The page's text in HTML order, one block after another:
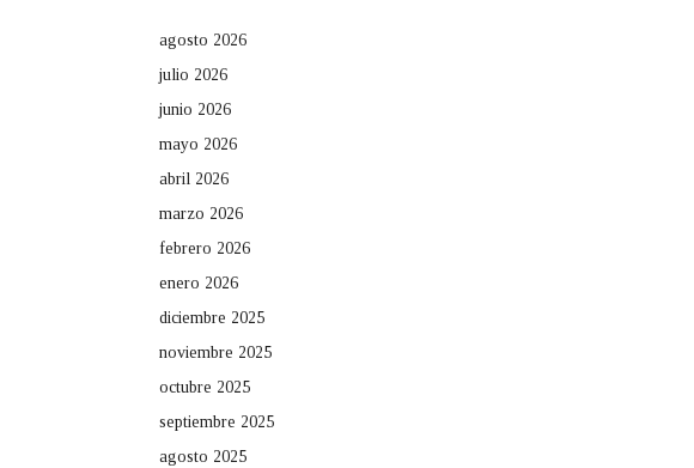
agosto 2026
julio 2026
junio 2026
mayo 2026
abril 2026
marzo 2026
febrero 2026
enero 2026
diciembre 2025
noviembre 2025
octubre 2025
septiembre 2025
agosto 2025